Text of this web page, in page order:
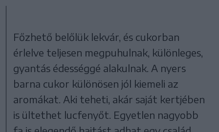
Főzhető belőlük lekvár, és cukorban
érlelve teljesen megpuhulnak, különleges,
gyantás édességgé alakulnak. A nyers
barna cukor különösen jól kiemeli az
aromákat. Aki teheti, akár saját kertjében
is ültethet lucfenyőt. Egyetlen nagyobb